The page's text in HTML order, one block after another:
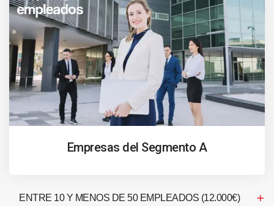
Empresas del Segmento A
ENTRE 10 Y MENOS DE 50 EMPLEADOS (12.000€)